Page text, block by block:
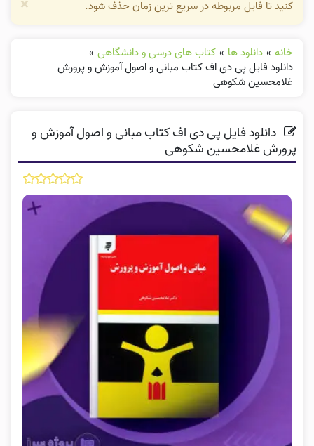
کنید تا فایل مربوطه در سریع ترین زمان حذف شود.
×
خانه » دانلود ها » کتاب های درسی و دانشگاهی »
دانلود فایل پی دی اف کتاب مبانی و اصول آموزش و پرورش
غلامحسین شکوهی
دانلود فایل پی دی اف کتاب مبانی و اصول آموزش و
پرورش غلامحسین شکوهی